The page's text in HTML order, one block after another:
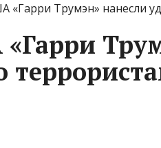
«Гарри Трумэн» нанесли